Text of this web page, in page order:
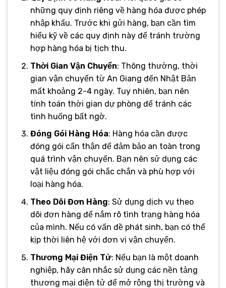
những quy định riêng về hàng hóa được phép
nhập khẩu. Trước khi gửi hàng, bạn cần tìm
hiểu kỹ về các quy định này để tránh trường
hợp hàng hóa bị tịch thu.
Thời Gian Vận Chuyển: Thông thường, thời
gian vận chuyển từ An Giang đến Nhật Bản
mất khoảng 2-4 ngày. Tuy nhiên, bạn nên
tính toán thời gian dự phòng để tránh các
tình huống bất ngờ.
Đóng Gói Hàng Hóa: Hàng hóa cần được
đóng gói cẩn thận để đảm bảo an toàn trong
quá trình vận chuyển. Bạn nên sử dụng các
vật liệu đóng gói chắc chắn và phù hợp với
loại hàng hóa.
Theo Dõi Đơn Hàng: Sử dụng dịch vụ theo
dõi đơn hàng để nắm rõ tình trạng hàng hóa
của mình. Nếu có vấn đề phát sinh, bạn có thể
kịp thời liên hệ với đơn vị vận chuyển.
Thương Mại Điện Tử: Nếu bạn là một doanh
nghiệp, hãy cân nhắc sử dụng các nền tảng
thương mại điện tử để mở rộng thị trường và